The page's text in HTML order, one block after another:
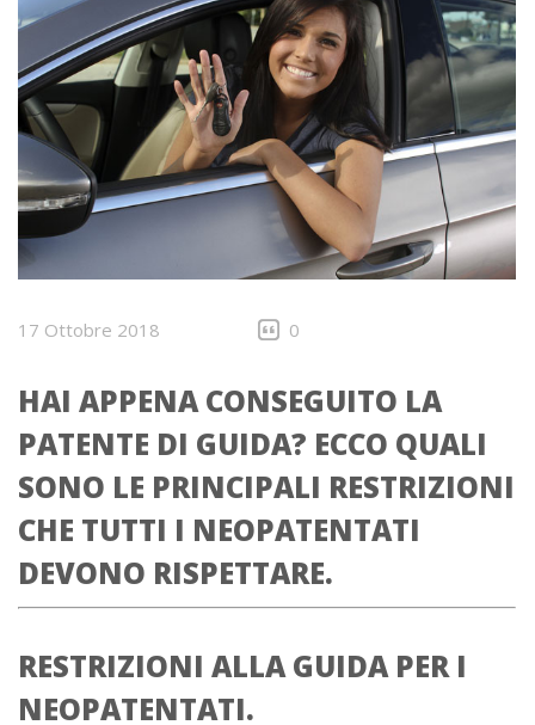
17 Ottobre 2018 0
HAI APPENA CONSEGUITO LA
PATENTE DI GUIDA? ECCO QUALI
SONO LE PRINCIPALI RESTRIZIONI
CHE TUTTI I NEOPATENTATI
DEVONO RISPETTARE.
RESTRIZIONI ALLA GUIDA PER I
NEOPATENTATI.